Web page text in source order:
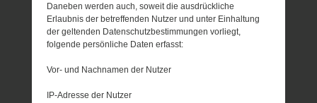
Daneben werden auch, soweit die ausdrückliche
Erlaubnis der betreffenden Nutzer und unter Einhaltung
der geltenden Datenschutzbestimmungen vorliegt,
folgende persönliche Daten erfasst:
Vor- und Nachnamen der Nutzer
IP-Adresse der Nutzer